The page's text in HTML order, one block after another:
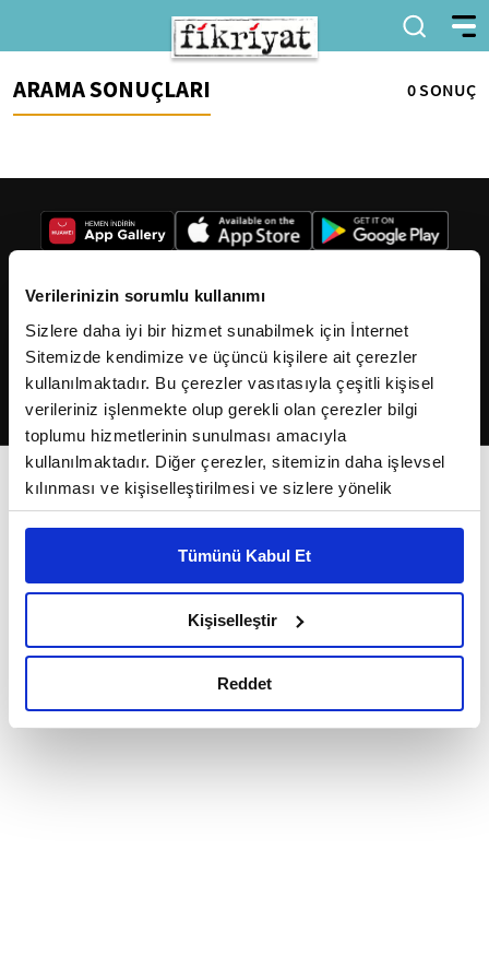
Verilerinizin sorumlu kullanımı
Sizlere daha iyi bir hizmet sunabilmek için İnternet
Sitemizde kendimize ve üçüncü kişilere ait çerezler
kullanılmaktadır. Bu çerezler vasıtasıyla çeşitli kişisel
verileriniz işlenmekte olup gerekli olan çerezler bilgi
toplumu hizmetlerinin sunulması amacıyla
kullanılmaktadır. Diğer çerezler, sitemizin daha işlevsel
kılınması ve kişiselleştirilmesi ve sizlere yönelik
reklam/pazarlama faaliyetlerinin yapılması, amaçlarıyla
Çerezlere ilişkin tercihlerinizi çerez paneli vasıtasıyla
belirleyebilirsiniz. Çerezlere ilişkin detaylı bilgi için
Ayarlar butonuna tıklayabilir,Çerez Bilgilendirme
Metnimizi ziyaret edebilirsiniz.
okumak ve sitemizi ziyaretiniz kapsamında
Tümünü Kabul Et
Kişiselleştir
Reddet
ARAMA SONUÇLARI 0 SONUÇ
2026Fikriyat. Tüm hakları saklıdır.